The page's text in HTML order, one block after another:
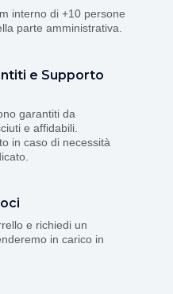
interno di +10 persone
parte amministrativa.
e Supporto
garantiti da
e affidabili.
in caso di necessità
e richiedi un
in carico in